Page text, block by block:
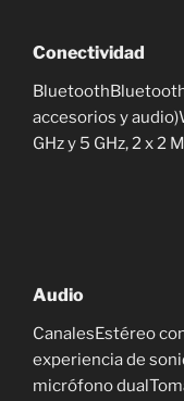
Conectividad
accesorios y
GHz y 5 GHz, 2 x 2
Audio
CanalesEstéreo
experiencia de
micrófono